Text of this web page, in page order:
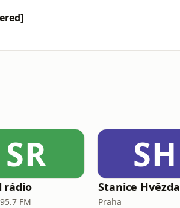
SR
rádio
FM
SH
Stanice Hvězda
Praha